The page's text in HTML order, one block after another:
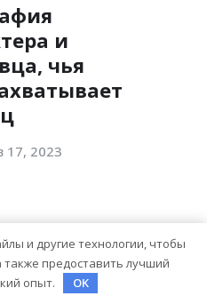
и
чья
17, 2023
— биография,
и другие технологии, чтобы
предоставить лучший
опыт.
OK